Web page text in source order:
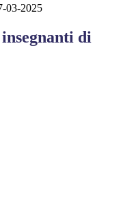
03-2025
insegnanti di